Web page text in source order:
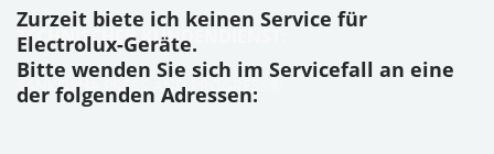
Zurzeit biete ich keinen Service für
Electrolux-Geräte.
Bitte wenden Sie sich im Servicefall an eine
der folgenden Adressen:
TECHNISCHER KUNDENDIENST:
SANKOSHA PRESS AND PROGRESS®